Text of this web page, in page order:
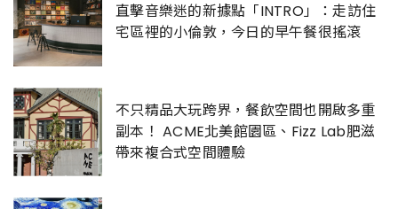
直擊音樂迷的新據點「INTRO」：走訪住
宅區裡的小倫敦，今日的早午餐很搖滾
不只精品大玩跨界，餐飲空間也開啟多重
副本！ ACME北美館園區、Fizz Lab肥滋
帶來複合式空間體驗